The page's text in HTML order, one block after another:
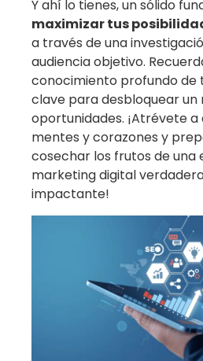
Y ahí lo tienes, un sólido
maximizar tus
a través de una
audiencia objetivo.
conocimiento profundo de
clave para desbloquear un
oportunidades. ¡Atrévete
mentes y corazones y
cosechar los frutos de una
marketing digital
impactante!